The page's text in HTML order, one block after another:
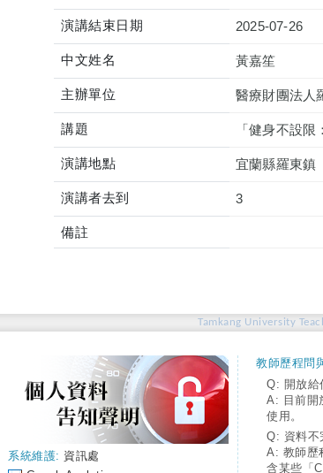
演講結束日期 2025-07-26
中文姓名 黃嘉笙
主辦單位 醫療財團法人
講題 「健身不設
演講地點 宜蘭縣羅東鎮
演講者去到 3
備註
Tamkang University
系統維護: 資訊處
教師歷程問
Q: 開放給
A: 目前開
使用。
Q: 資料不
A: 教師歷
含某些「